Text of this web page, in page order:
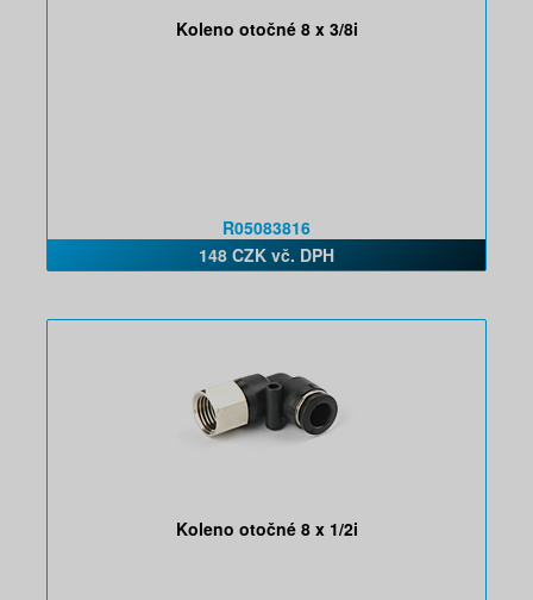
Koleno otočné 8 x 3/8i
R05083816
148 CZK vč. DPH
Koleno otočné 8 x 1/2i